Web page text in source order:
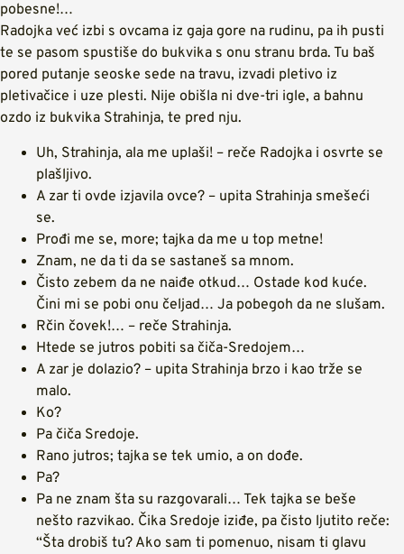
pobesne!…
Radojka već izbi s ovcama iz gaja gore na rudinu, pa ih pusti
te se pasom spustiše do bukvika s onu stranu brda. Tu baš
pored putanje seoske sede na travu, izvadi pletivo iz
pletivačice i uze plesti. Nije obišla ni dve-tri igle, a bahnu
ozdo iz bukvika Strahinja, te pred nju.
Uh, Strahinja, ala me uplaši! – reče Radojka i osvrte se
plašljivo.
A zar ti ovde izjavila ovce? – upita Strahinja smešeći
se.
Prođi me se, more; tajka da me u top metne!
Znam, ne da ti da se sastaneš sa mnom.
Čisto zebem da ne naiđe otkud… Ostade kod kuće.
Čini mi se pobi onu čeljad… Ja pobegoh da ne slušam.
Rčin čovek!… – reče Strahinja.
Htede se jutros pobiti sa čiča-Sredojem…
A zar je dolazio? – upita Strahinja brzo i kao trže se
malo.
Ko?
Pa čiča Sredoje.
Rano jutros; tajka se tek umio, a on dođe.
Pa?
Pa ne znam šta su razgovarali… Tek tajka se beše
nešto razvikao. Čika Sredoje iziđe, pa čisto ljutito reče:
“Šta drobiš tu? Ako sam ti pomenuo, nisam ti glavu